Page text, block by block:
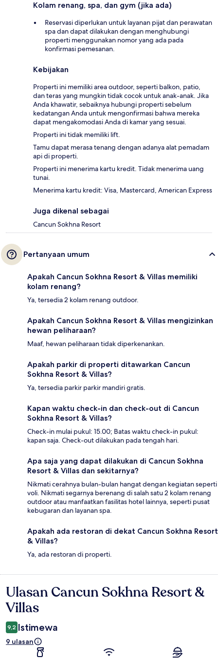
Kolam renang, spa, dan gym (jika ada)
Reservasi diperlukan untuk layanan pijat dan perawatan
spa dan dapat dilakukan dengan menghubungi
properti menggunakan nomor yang ada pada
konfirmasi pemesanan.
Kebijakan
Properti ini memiliki area outdoor, seperti balkon, patio,
dan teras yang mungkin tidak cocok untuk anak-anak. Jika
Anda khawatir, sebaiknya hubungi properti sebelum
kedatangan Anda untuk mengonfirmasi bahwa mereka
dapat mengakomodasi Anda di kamar yang sesuai.
Properti ini tidak memiliki lift.
Tamu dapat merasa tenang dengan adanya alat pemadam
api di properti.
Properti ini menerima kartu kredit. Tidak menerima uang
tunai.
Menerima kartu kredit: Visa, Mastercard, American Express
Juga dikenal sebagai
Cancun Sokhna Resort
Pertanyaan umum
Apakah Cancun Sokhna Resort & Villas memiliki
kolam renang?
Ya, tersedia 2 kolam renang outdoor.
Apakah Cancun Sokhna Resort & Villas mengizinkan
hewan peliharaan?
Maaf, hewan peliharaan tidak diperkenankan.
Apakah parkir di properti ditawarkan Cancun
Sokhna Resort & Villas?
Ya, tersedia parkir parkir mandiri gratis.
Kapan waktu check-in dan check-out di Cancun
Sokhna Resort & Villas?
Check-in mulai pukul: 15.00; Batas waktu check-in pukul:
kapan saja. Check-out dilakukan pada tengah hari.
Apa saja yang dapat dilakukan di Cancun Sokhna
Resort & Villas dan sekitarnya?
Nikmati cerahnya bulan-bulan hangat dengan kegiatan seperti
voli. Nikmati segarnya berenang di salah satu 2 kolam renang
outdoor atau manfaatkan fasilitas hotel lainnya, seperti pusat
kebugaran dan layanan spa.
Apakah ada restoran di dekat Cancun Sokhna Resort
& Villas?
Ya, ada restoran di properti.
Ulasan
Ulasan Cancun Sokhna Resort &
Villas
9,2 Istimewa
9 ulasan